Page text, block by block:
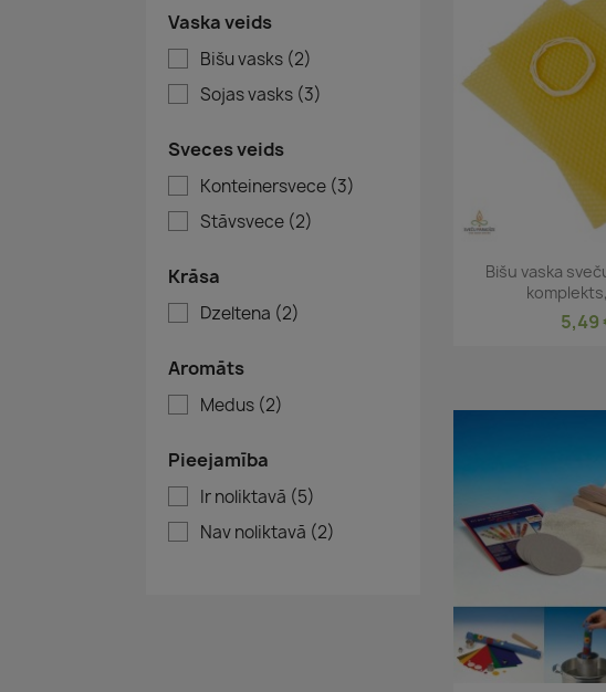
Vaska veids
Bišu vasks (2)
Sojas vasks (3)
Sveces veids
Konteinersvece (3)
Stāvsvece (2)
Krāsa
Dzeltena (2)
Aromāts
Medus (2)
Pieejamība
Ir noliktavā (5)
Nav noliktavā (2)
Īss
Bišu vaska
5,49